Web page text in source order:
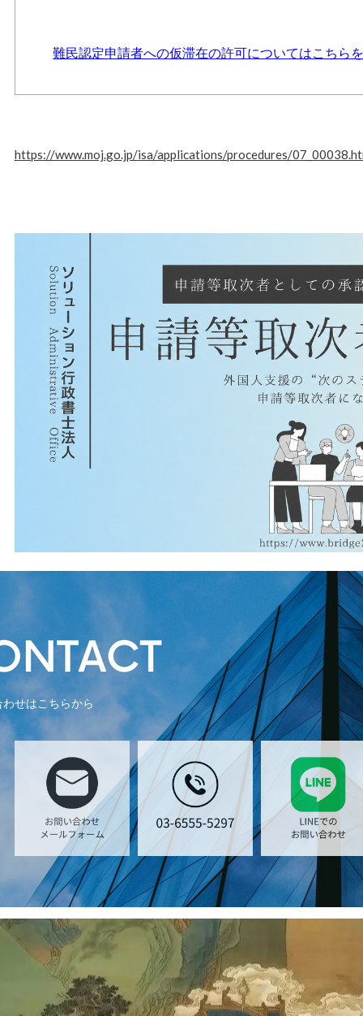
難民認定申請者への仮滞在の許可についてはこちら
https://www.moj.go.jp/isa/applications/procedures/
せはこちらから